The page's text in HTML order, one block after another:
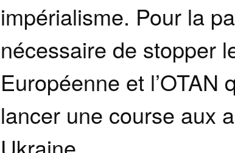
impérialisme. Pour la
nécessaire de stopper
Européenne et
lancer une course aux